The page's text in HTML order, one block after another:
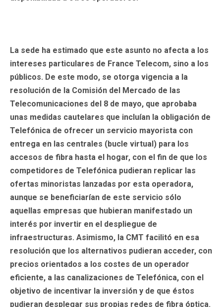
La sede ha estimado que este asunto no afecta a los
intereses particulares de France Telecom, sino a los
públicos. De este modo, se otorga vigencia a la
resolución de la Comisión del Mercado de las
Telecomunicaciones del 8 de mayo, que aprobaba
unas medidas cautelares que incluían la obligación de
Telefónica de ofrecer un servicio mayorista con
entrega en las centrales (bucle virtual) para los
accesos de fibra hasta el hogar, con el fin de que los
competidores de Telefónica pudieran replicar las
ofertas minoristas lanzadas por esta operadora,
aunque se beneficiarían de este servicio sólo
aquellas empresas que hubieran manifestado un
interés por invertir en el despliegue de
infraestructuras. Asimismo, la CMT facilitó en esa
resolución que los alternativos pudieran acceder, con
precios orientados a los costes de un operador
eficiente, a las canalizaciones de Telefónica, con el
objetivo de incentivar la inversión y de que éstos
pudieran desplegar sus propias redes de fibra óptica.